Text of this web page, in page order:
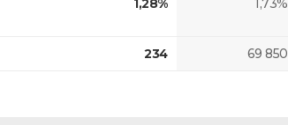
1,28% 1,73%
234 69 850